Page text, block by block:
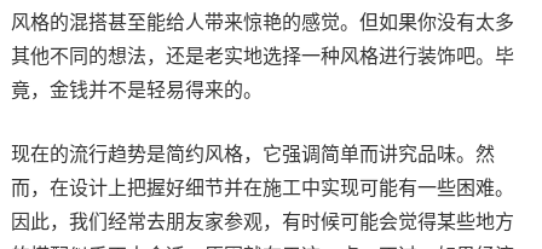
风格的混搭甚至能给人带来惊艳的感觉。但如果你没有太多
其他不同的想法，还是老实地选择一种风格进行装饰吧。毕
竟，金钱并不是轻易得来的。
现在的流行趋势是简约风格，它强调简单而讲究品味。然
而，在设计上把握好细节并在施工中实现可能有一些困难。
因此，我们经常去朋友家参观，有时候可能会觉得某些地方